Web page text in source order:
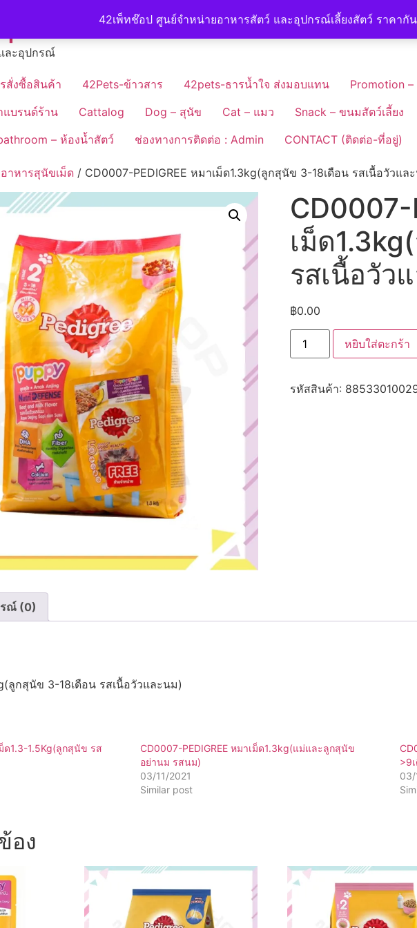
42เพ็ทช๊อป ศูนย์จำหน่ายอาหารสัตว์ และอุปกรณ์เลี้ยงสัตว์ ราคากัน
ละอุปกรณ์
สั่งซื้อสินค้า 42Pets-ข้าวสาร 42pets-ธารน้ำใจ ส่งมอบแทน Promotion
แบรนด์ร้าน
Cattalog Dog – สุนัข Cat – แมว Snack – ขนมสัตว์เลี้ยง
– ห้องน้ำสัตว์ ช่องทางการติดต่อ : Admin CONTACT (ติดต่อ-ที่อยู่)
อาหารสุนัขเม็ด / CD0007-PEDIGREE หมาเม็ด1.3kg(ลูกสุนัข 3-18เดือน รสเนื้อวัวแล
CD0007-
เม็ด
รสเนื้อวัว
฿0.00
จำนวน
CD0007-
PEDIGREE
สุนัข
หยิบใส่ตะกร้า
รหัสสินค้า:
ณ์ (0)
ลูกสุนัข 3-18เดือน รสเนื้อวัวและนม)
ด1.3-1.5Kg(ลูกสุนัข รส
CD0007-PEDIGREE หมาเม็ด1.3kg(แม่และลูกสุนัข
อย่านม รสนม)
03/11/2021
Similar post
>9
03/
อง